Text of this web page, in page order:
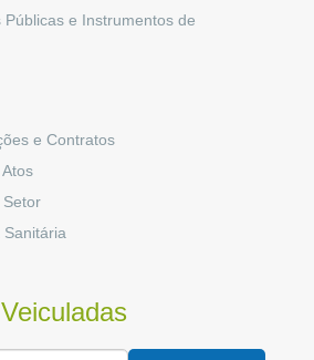
Públicas e Instrumentos de
e Contratos
Setor
Sanitária